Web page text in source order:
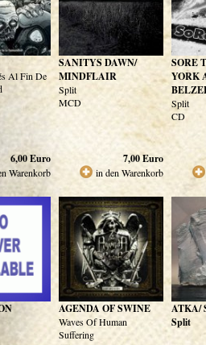
Al Fin De
6,00Euro
Warenkorb
SANITYS DAWN/
MINDFLAIR
Split
MCD
7,00Euro
in den Warenkorb
SORE
YORK
Split
CD
AGENDA OF SWINE
Waves Of Human
Suffering
ATKA/
Split